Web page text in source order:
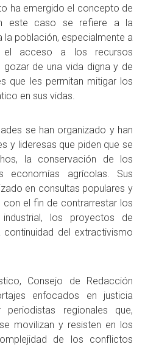
ha emergido el concepto de
este caso se refiere a la
la población, especialmente a
el acceso a los recursos
gozar de una vida digna y de
que les permitan mitigar los
en sus vidas.
se han organizado y han
y lideresas que piden que se
la conservación de los
economías agrícolas. Sus
en consultas populares y
con el fin de contrarrestar los
los proyectos de
del extractivismo
Consejo de Redacción
enfocados en justicia
regionales que,
movilizan y resisten en los
de los conflictos